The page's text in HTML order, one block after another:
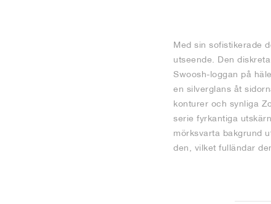
Med sin sofistikerade
utseende. Den
Swoosh-loggan på
en silverglans åt
konturer och synliga
serie fyrkantiga
mörksvarta bakgrund
den, vilket fulländar